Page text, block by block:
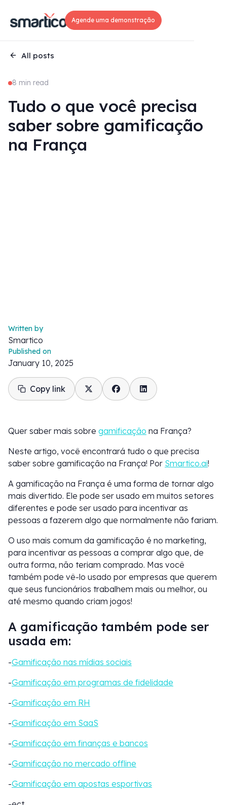
Agende uma demonstração
All posts
8 min read
Tudo o que você precisa
saber sobre gamificação
na França
Written by
Smartico
Published on
January 10, 2025
Copy link
Quer saber mais sobre gamificação na França?
Neste artigo, você encontrará tudo o que precisa
saber sobre gamificação na França! Por Smartico.ai!
A gamificação na França é uma forma de tornar algo
mais divertido. Ele pode ser usado em muitos setores
diferentes e pode ser usado para incentivar as
pessoas a fazerem algo que normalmente não fariam.
O uso mais comum da gamificação é no marketing,
para incentivar as pessoas a comprar algo que, de
outra forma, não teriam comprado. Mas você
também pode vê-lo usado por empresas que querem
que seus funcionários trabalhem mais ou melhor, ou
até mesmo quando criam jogos!
A gamificação também pode ser
usada em:
-Gamificação nas mídias sociais
-Gamificação em programas de fidelidade
-Gamificação em RH
-Gamificação em SaaS
-Gamificação em finanças e bancos
-Gamificação no mercado offline
-Gamificação em apostas esportivas